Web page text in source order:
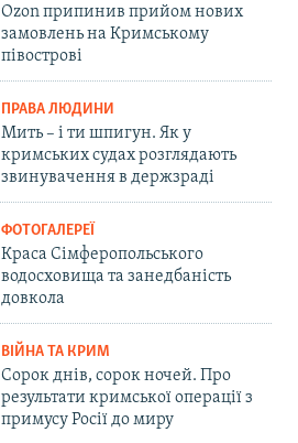
Ozon припинив прийом нових
замовлень на Кримському
півострові
ПРАВА ЛЮДИНИ
Мить – і ти шпигун. Як у
кримських судах розглядають
звинувачення в держзраді
ФОТОГАЛЕРЕЇ
Краса Сімферопольського
водосховища та занедбаність
довкола
ВІЙНА ТА КРИМ
Сорок днів, сорок ночей. Про
результати кримської операції з
примусу Росії до миру